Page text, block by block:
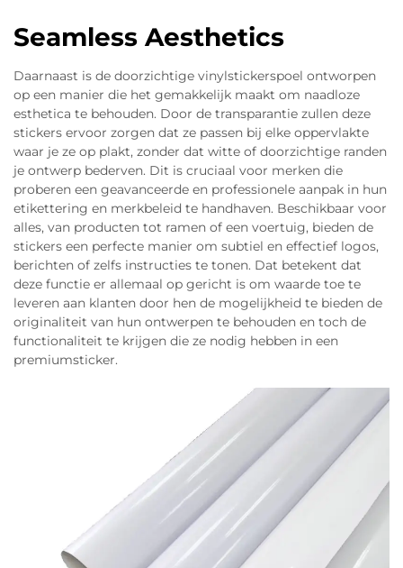
Seamless Aesthetics
Daarnaast is de doorzichtige vinylstickerspoel ontworpen
op een manier die het gemakkelijk maakt om naadloze
esthetica te behouden. Door de transparantie zullen deze
stickers ervoor zorgen dat ze passen bij elke oppervlakte
waar je ze op plakt, zonder dat witte of doorzichtige randen
je ontwerp bederven. Dit is cruciaal voor merken die
proberen een geavanceerde en professionele aanpak in hun
etikettering en merkbeleid te handhaven. Beschikbaar voor
alles, van producten tot ramen of een voertuig, bieden de
stickers een perfecte manier om subtiel en effectief logos,
berichten of zelfs instructies te tonen. Dat betekent dat
deze functie er allemaal op gericht is om waarde toe te
leveren aan klanten door hen de mogelijkheid te bieden de
originaliteit van hun ontwerpen te behouden en toch de
functionaliteit te krijgen die ze nodig hebben in een
premiumsticker.